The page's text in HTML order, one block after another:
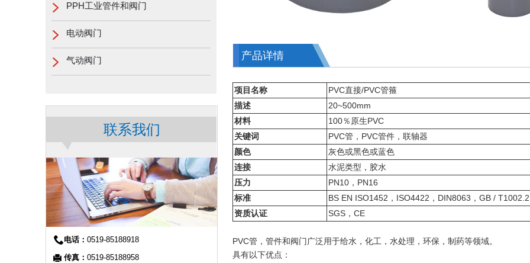
PPH工业管件和阀门
电动阀门
气动阀门
联系我们
电话： 0519-85188918
传真： 0519-85188958
产品详情
项目名称
PVC直接/PVC管箍
描述
20~500mm
材料
100％原生PVC
关键词
PVC管，PVC管件，联轴器
颜色
灰色或黑色或蓝色
连接
水泥类型，胶水
压力
PN10，PN16
标准
BS EN ISO1452，ISO4422，DIN8063，GB / T1002.2
资质认证
SGS，CE
PVC管，管件和阀门广泛用于给水，化工，水处理，环保，制药等领域。
具有以下优点：